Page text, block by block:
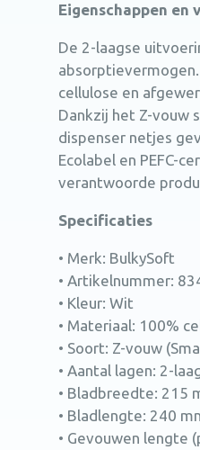
Eigenschappen en
De 2-laagse
cellulose en
Dankzij het Z-vouw
dispenser netjes
Ecolabel en PEFC-
verantwoorde
Specificaties
• Merk: BulkySoft
• Artikelnummer:
• Kleur: Wit
• Materiaal: 100%
• Soort: Z-vouw
• Aantal lagen: 2-
• Bladbreedte: 215
• Bladlengte: 240
• Gevouwen lengte